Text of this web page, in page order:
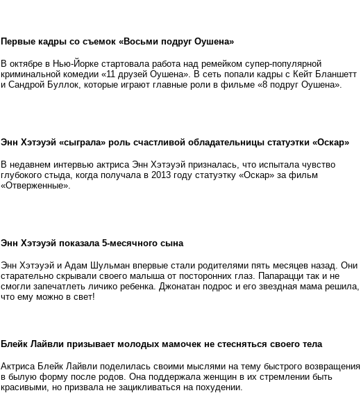
Первые кадры со съемок «Восьми подруг Оушена»
В октябре в Нью-Йорке стартовала работа над ремейком супер-популярной
криминальной комедии «11 друзей Оушена». В сеть попали кадры с Кейт Бланшетт
и Сандрой Буллок, которые играют главные роли в фильме «8 подруг Оушена».
Энн Хэтэуэй «сыграла» роль счастливой обладательницы статуэтки «Оскар»
В недавнем интервью актриса Энн Хэтэуэй призналась, что испытала чувство
глубокого стыда, когда получала в 2013 году статуэтку «Оскар» за фильм
«Отверженные».
Энн Хэтэуэй показала 5-месячного сына
Энн Хэтэуэй и Адам Шульман впервые стали родителями пять месяцев назад. Они
старательно скрывали своего малыша от посторонних глаз. Папарацци так и не
смогли запечатлеть личико ребенка. Джонатан подрос и его звездная мама решила,
что ему можно в свет!
Блейк Лайвли призывает молодых мамочек не стесняться своего тела
Актриса Блейк Лайвли поделилась своими мыслями на тему быстрого возвращения
в былую форму после родов. Она поддержала женщин в их стремлении быть
красивыми, но призвала не зацикливаться на похудении.